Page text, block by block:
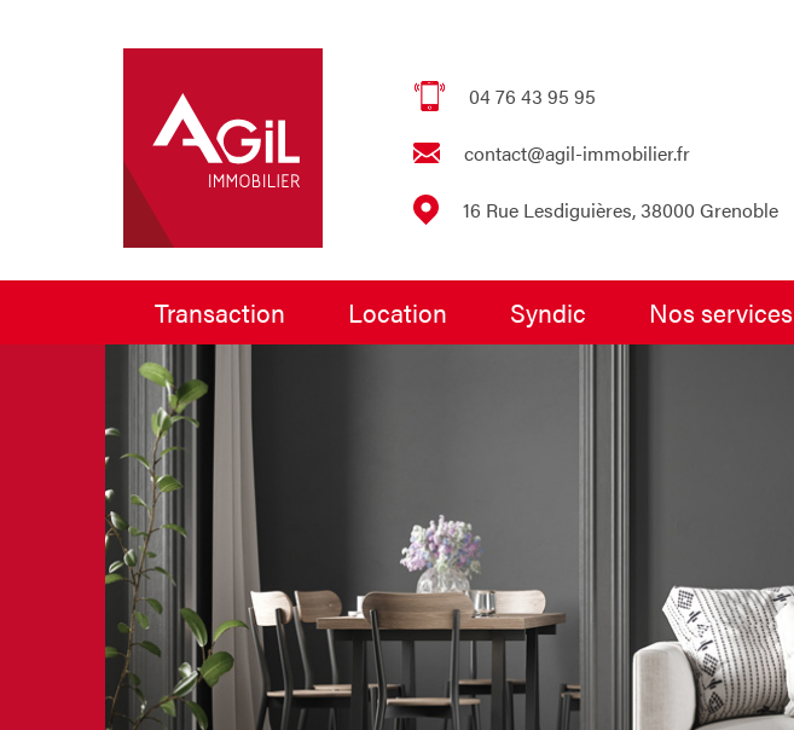
04 76 43 95 95
contact@agil-immobilier.fr
16 Rue Lesdiguières, 38000 Grenoble
transaction location syndic nos services